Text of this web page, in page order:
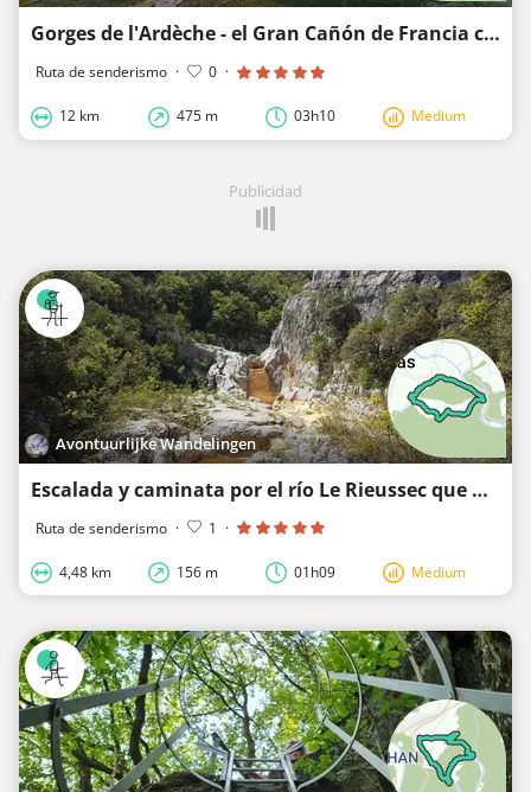
Gorges de l'Ardèche - el Gran Cañón de Francia con muchos rápidos
Ruta de senderismo · 0 ·
12 km 475 m 03h10 Medium
Publicidad
Avontuurlijke Wandelingen
Escalada y caminata por el río Le Rieussec que ha quedado seco.
Ruta de senderismo · 1 ·
4,48 km 156 m 01h09 Medium